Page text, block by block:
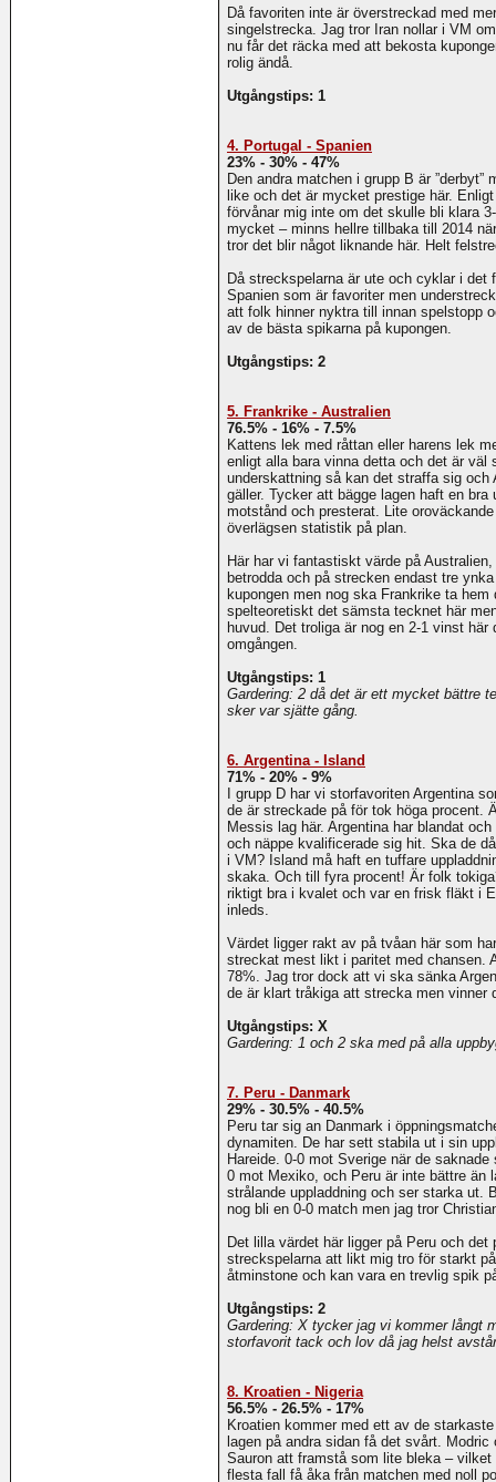
Då favoriten inte är överstreckad med
singelstrecka. Jag tror Iran nollar i VM
nu får det räcka med att bekosta
rolig ändå.
Utgångstips: 1
4. Portugal - Spanien
23% - 30% - 47%
Den andra matchen i grupp B är
like och det är mycket prestige här.
förvånar mig inte om det skulle bli klara
mycket – minns hellre tillbaka till 2014
tror det blir något liknande här. Helt
Då streckspelarna är ute och cyklar i
Spanien som är favoriter men
att folk hinner nyktra till innan spelstopp
av de bästa spikarna på kupongen.
Utgångstips: 2
5. Frankrike - Australien
76.5% - 16% - 7.5%
Kattens lek med råttan eller harens lek
enligt alla bara vinna detta och det är
underskattning så kan det straffa sig
gäller. Tycker att bägge lagen haft en
motstånd och presterat. Lite
överlägsen statistik på plan.
Här har vi fantastiskt värde på
betrodda och på strecken endast tre
kupongen men nog ska Frankrike ta
spelteoretiskt det sämsta tecknet här
huvud. Det troliga är nog en 2-1 vinst
omgången.
Utgångstips: 1
Gardering: 2 då det är ett mycket bättre
sker var sjätte gång.
6. Argentina - Island
71% - 20% - 9%
I grupp D har vi storfavoriten Argentina
de är streckade på för tok höga procent.
Messis lag här. Argentina har blandat
och näppe kvalificerade sig hit. Ska de
i VM? Island må haft en tuffare
skaka. Och till fyra procent! Är folk
riktigt bra i kvalet och var en frisk fläkt i
inleds.
Värdet ligger rakt av på tvåan här som
streckat mest likt i paritet med chansen.
78%. Jag tror dock att vi ska sänka
de är klart tråkiga att strecka men
Utgångstips: X
Gardering: 1 och 2 ska med på alla
7. Peru - Danmark
29% - 30.5% - 40.5%
Peru tar sig an Danmark i
dynamiten. De har sett stabila ut i sin
Hareide. 0-0 mot Sverige när de
0 mot Mexiko, och Peru är inte bättre än
strålande uppladdning och ser starka ut.
nog bli en 0-0 match men jag tror
Det lilla värdet här ligger på Peru och
streckspelarna att likt mig tro för starkt
åtminstone och kan vara en trevlig spik
Utgångstips: 2
Gardering: X tycker jag vi kommer långt
storfavorit tack och lov då jag helst
8. Kroatien - Nigeria
56.5% - 26.5% - 17%
Kroatien kommer med ett av de
lagen på andra sidan få det svårt.
Sauron att framstå som lite bleka –
flesta fall få åka från matchen med noll